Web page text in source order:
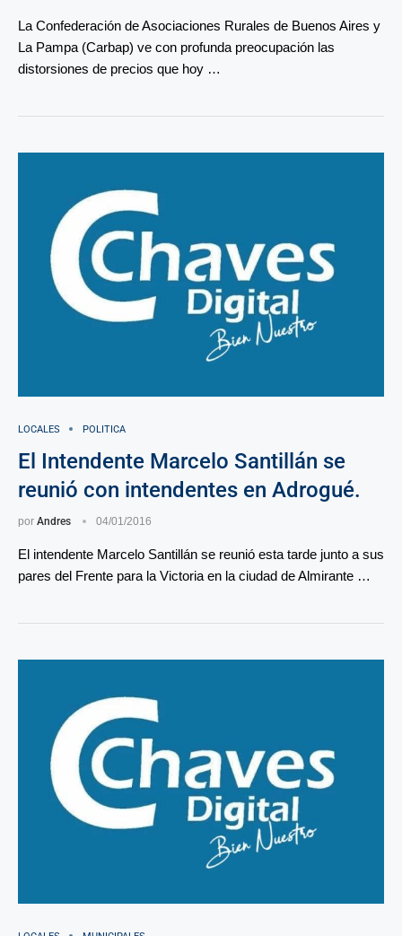
La Confederación de Asociaciones Rurales de Buenos Aires y
La Pampa (Carbap) ve con profunda preocupación las
distorsiones de precios que hoy …
LOCALES POLITICA
El Intendente Marcelo Santillán se
reunió con intendentes en Adrogué.
por Andres 04/01/2016
El intendente Marcelo Santillán se reunió esta tarde junto a sus
pares del Frente para la Victoria en la ciudad de Almirante …